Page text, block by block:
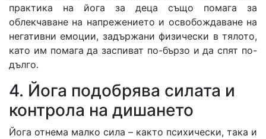
практика на йога за деца също помага за
облекчаване на напрежението и освобождаване на
негативни емоции, задържани физически в тялото,
като им помага да заспиват по-бързо и да спят по-
дълго.
4. Йога подобрява силата и
контрола на дишането
Йога отнема малко сила – както психически, така и